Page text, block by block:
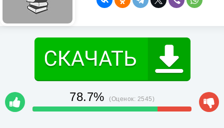
78.7% (Оценок: 2545)